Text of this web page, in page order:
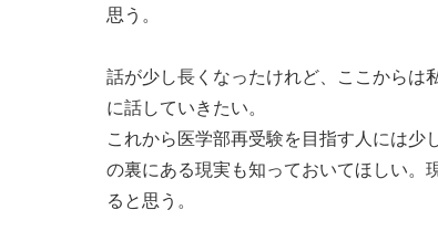
思う。
話が少し長くなったけれど、ここからは
に話していきたい。
これから医学部再受験を目指す人には
の裏にある現実も知っておいてほしい。
ると思う。